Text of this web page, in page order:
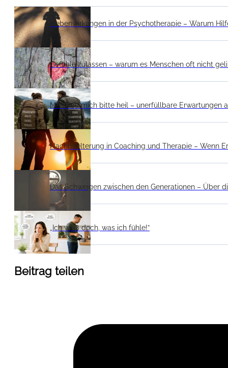
Nebenwirkungen in der Psychotherapie – Warum
Gefühle zulassen – warum es Menschen oft nicht
Mach du mich bitte heil – unerfüllbare Erwartungen
Nachbeelterung in Coaching und Therapie – Wenn
Das Schweigen zwischen den Generationen – Über
„Ich weiß doch, was ich fühle!”
Beitrag teilen